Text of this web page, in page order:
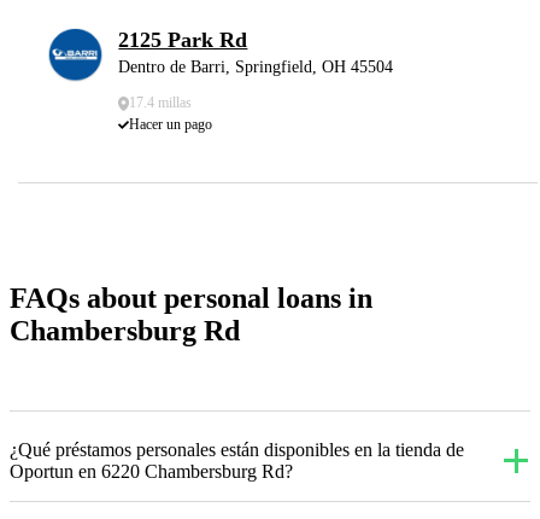
2125 Park Rd
Dentro de Barri, Springfield, OH 45504
17.4 millas
Hacer un pago
FAQs about personal loans in
Chambersburg Rd
¿Qué préstamos personales están disponibles en la tienda de
Oportun en 6220 Chambersburg Rd?